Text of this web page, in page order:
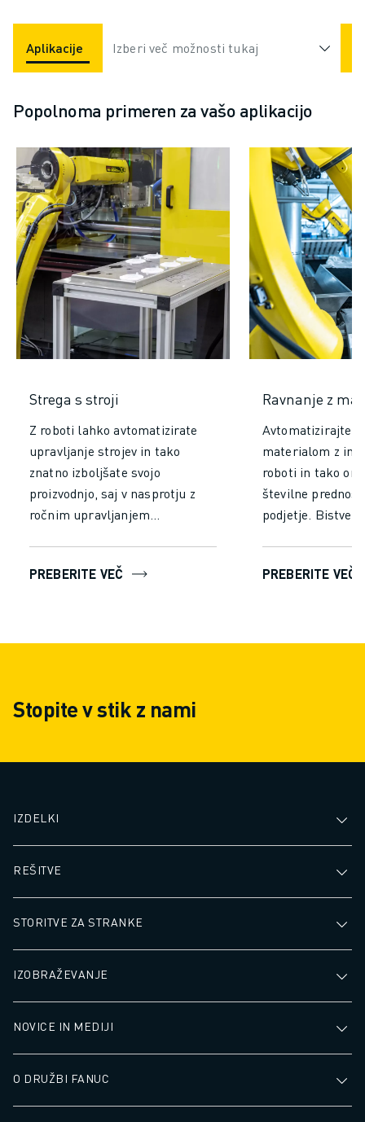
Aplikacije Industrije
Izberi več možnosti tukaj
Popolnoma primeren za vašo aplikacijo
Strega s stroji
Z roboti lahko avtomatizirate
upravljanje strojev in tako
znatno izboljšate svojo
proizvodnjo, saj v nasprotju z
ročnim upravljanjem
delovanje. Povečajte
stroške dela ter dodajte znatno
PREBERITE VEČ
Ravnanje z
Avtomatizirajte
materialom z
roboti in tako
številne
podjetje.
sta potrebna za
utrujanja, da
PREBERITE VEČ
Stopite v stik z nami
IZDELKI
REŠITVE
STORITVE ZA STRANKE
IZOBRAŽEVANJE
NOVICE IN MEDIJI
O DRUŽBI FANUC